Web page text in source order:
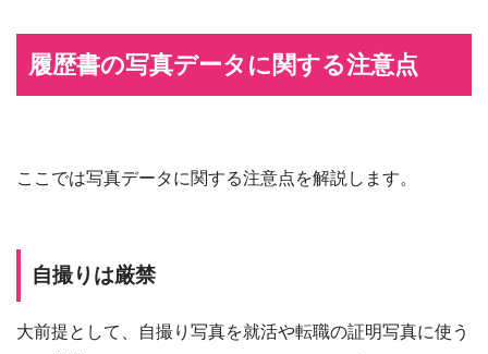
履歴書の写真データに関する注意点
ここでは写真データに関する注意点を解説します。
自撮りは厳禁
大前提として、自撮り写真を就活や転職の証明写真に使う